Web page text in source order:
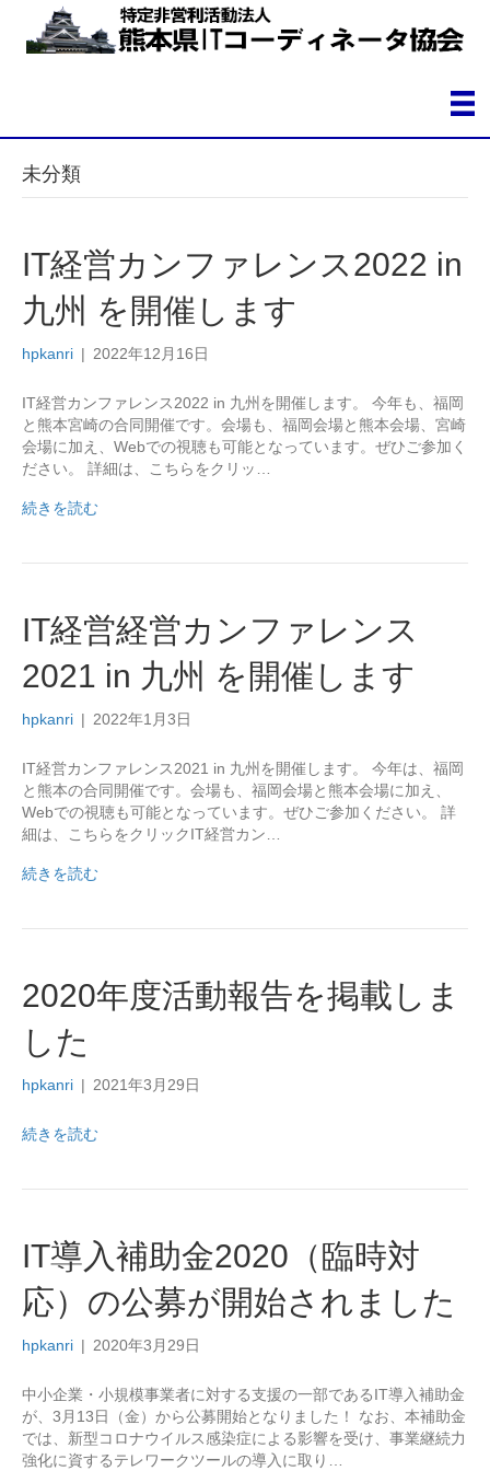
未分類
IT経営カンファレンス2022 in
九州 を開催します
hpkanri | 2022年12月16日
IT経営カンファレンス2022 in 九州を開催します。 今年も、福岡
と熊本宮崎の合同開催です。会場も、福岡会場と熊本会場、宮崎
会場に加え、Webでの視聴も可能となっています。ぜひご参加く
ださい。 詳細は、こちらをクリッ…
続きを読む
IT経営経営カンファレンス
2021 in 九州 を開催します
hpkanri | 2022年1月3日
IT経営カンファレンス2021 in 九州を開催します。 今年は、福岡
と熊本の合同開催です。会場も、福岡会場と熊本会場に加え、
Webでの視聴も可能となっています。ぜひご参加ください。 詳
細は、こちらをクリックIT経営カン…
続きを読む
2020年度活動報告を掲載しま
した
hpkanri | 2021年3月29日
続きを読む
IT導入補助金2020（臨時対
応）の公募が開始されました
hpkanri | 2020年3月29日
中小企業・小規模事業者に対する支援の一部であるIT導入補助金
が、3月13日（金）から公募開始となりました！ なお、本補助金
では、新型コロナウイルス感染症による影響を受け、事業継続力
強化に資するテレワークツールの導入に取り…